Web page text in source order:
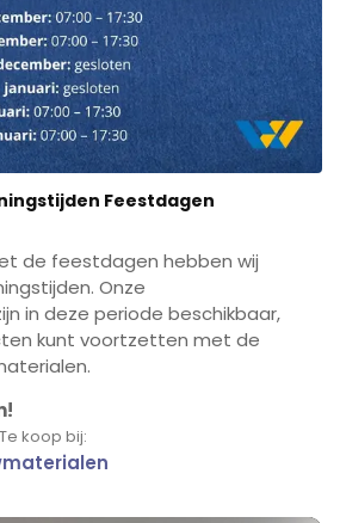
Feestdagen
de feestdagen hebben wij
Onze
in deze periode beschikbaar,
kunt voortzetten met de
koop bij: